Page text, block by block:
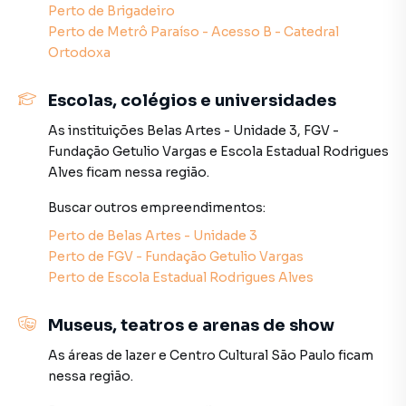
encontrará tudo o que precisa a apenas passos de
distância. Além disso a proximidade com a Avenida
Paulista e a Avenida Brigadeiro Luis Antônio garante
corredores da cidade. Se você procura mais do que uma
casa se busca um elo com a história e o conforto moderno
esta casa é a escolha perfeita. Agende uma visita e
permita-se ser transportado para um universo de
elegância atemporal. Seja bem-vindo ao seu novo lar.
Preço e disponibilidade do imóvel sujeitos a alteração sem
aviso prévio.
Características:
• Finalidade: Residencial
Perto de Brigadeiro
Perto de Metrô Paraíso - Acesso B - Catedral
Ortodoxa
Escolas, colégios e universidades
As instituições Belas Artes - Unidade 3, FGV -
Fundação Getulio Vargas e Escola Estadual Rodrigues
Alves ficam nessa região.
Buscar outros empreendimentos:
Perto de Belas Artes - Unidade 3
Perto de FGV - Fundação Getulio Vargas
Perto de Escola Estadual Rodrigues Alves
Museus, teatros e arenas de show
As áreas de lazere Centro Cultural São Paulo ficam
nessa região.